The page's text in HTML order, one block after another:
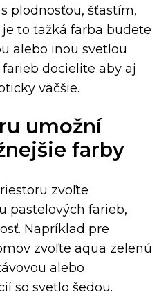
plodnosťou, šťastím,
to ťažká farba budete
alebo inou svetlou
docielite aby aj
väčšie.
umožní
farby
zvoľte
pastelových farieb,
Napríklad pre
zvoľte aqua zelenú
alebo
so svetlo šedou.